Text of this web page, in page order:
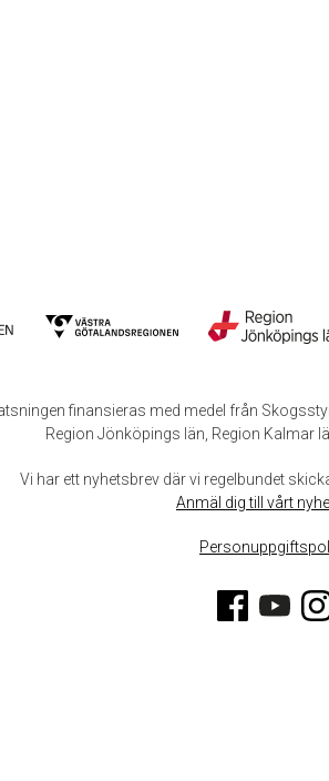
finansieras med medel från
Region Jönköpings län, Region Kalmar
Vi har ett nyhetsbrev där vi regelbundet
Anmäl dig till vårt